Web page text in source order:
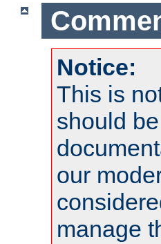
Notice:
This is
should
our
manage